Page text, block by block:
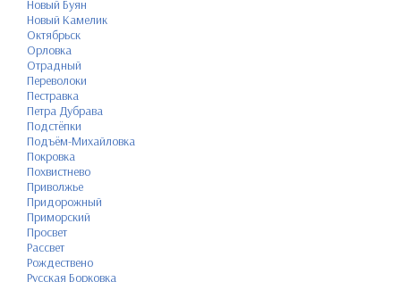
Новый Буян
Новый Камелик
Октябрьск
Орловка
Отрадный
Переволоки
Пестравка
Петра Дубрава
Подстёпки
Подъём-Михайловка
Покровка
Похвистнево
Приволжье
Придорожный
Приморский
Просвет
Рассвет
Рождествено
Русская Борковка